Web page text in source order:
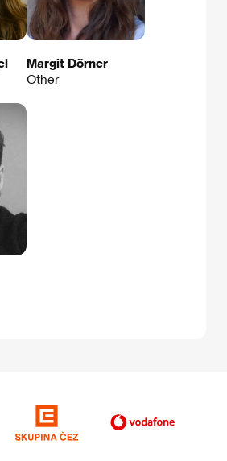
Margit Dörner
Other